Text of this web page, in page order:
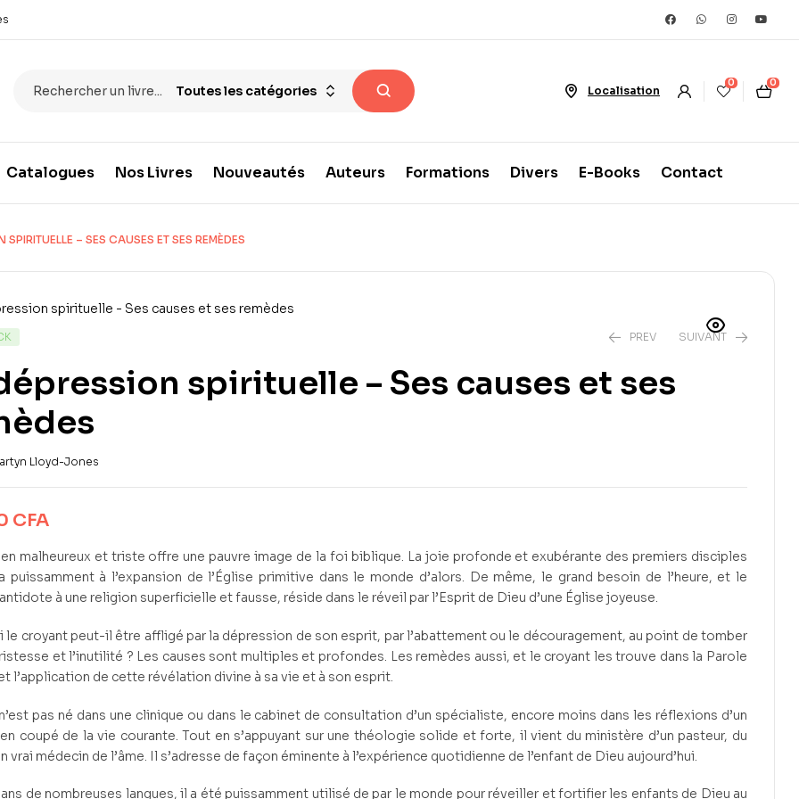
Toutes les catégories Localisation
0 0
Catalogues Nos Livres Nouveautés Auteurs Formations Divers E-Books Contact
SPIRITUELLE – SES CAUSES ET SES REMÈDES
PREV SUIVANT
spirituelle – Ses causes et ses
Lloyd-Jones
CFA
malheureux et triste offre une pauvre image de la foi biblique. La joie profonde et exubérante des premiers disciples
puissamment à l’expansion de l’Église primitive dans le monde d’alors. De même, le grand besoin de l’heure, et le
à une religion superficielle et fausse, réside dans le réveil par l’Esprit de Dieu d’une Église joyeuse.
le croyant peut-il être affligé par la dépression de son esprit, par l’abattement ou le découragement, au point de tomber
et l’inutilité ? Les causes sont multiples et profondes. Les remèdes aussi, et le croyant les trouve dans la Parole
l’application de cette révélation divine à sa vie et à son esprit.
pas né dans une clinique ou dans le cabinet de consultation d’un spécialiste, encore moins dans les réflexions d’un
coupé de la vie courante. Tout en s’appuyant sur une théologie solide et forte, il vient du ministère d’un pasteur, du
vrai médecin de l’âme. Il s’adresse de façon éminente à l’expérience quotidienne de l’enfant de Dieu aujourd’hui.
de nombreuses langues, il a été puissamment utilisé de par le monde pour réveiller et fortifier les enfants de Dieu au